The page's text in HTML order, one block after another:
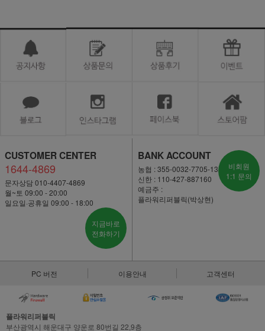
CUSTOMER CENTER
1644-4869
문자상담 010-4407-4869
월~토 09:00 - 20:00
일요일·공휴일 09:00 - 18:00
지금바로
전화하기
BANK ACCOUNT
농협 : 355-0032-7705-13
신한 : 110-427-887160
예금주 :
플라워리퍼블릭(박상현)
비회원
1:1 문의
PC 버전 이용안내 고객센터
플라워리퍼블릭
부산광역시 해운대구 양운로 80번길 22,9층